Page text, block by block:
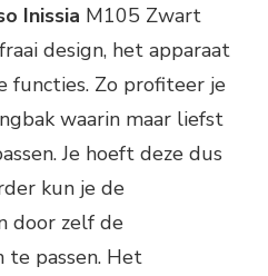
Inissia M105 Zwart
design, het apparaat
functies. Zo profiteer je
waarin maar liefst
Je hoeft deze dus
kun je de
door zelf de
te passen. Het